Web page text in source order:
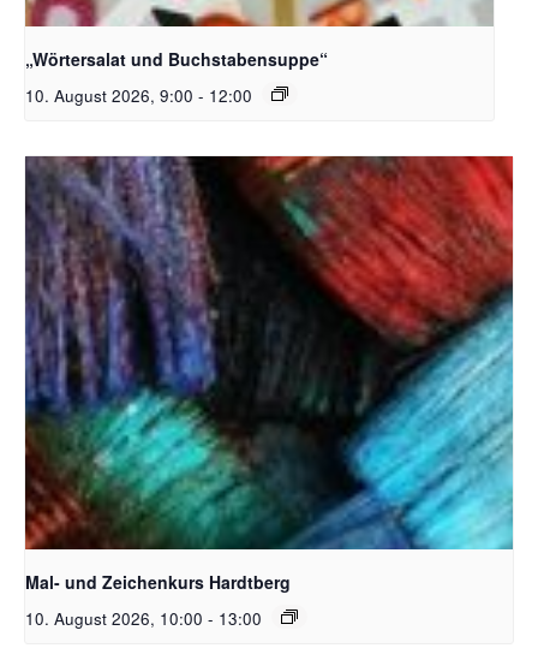
Bildquelle_ Pixabay Free_Christoph Meinersmann
„Wörtersalat und Buchstabensuppe“
10. August 2026, 9:00 - 12:00
Unsplash_RhondaK Native Florida Folk Artist
Mal- und Zeichenkurs Hardtberg
10. August 2026, 10:00 - 13:00